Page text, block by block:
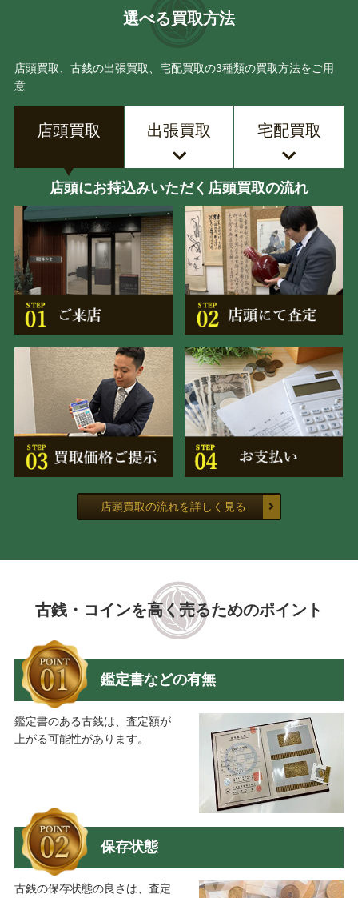
選べる買取方法
店頭買取、古銭の出張買取、宅配買取の3種類の買取方法をご用
意
店頭買取 出張買取 宅配買取
店頭にお持込みいただく店頭買取の流れ
店頭買取の流れを詳しく見る
古銭・コインを高く売るためのポイント
鑑定書などの有無
鑑定書のある古銭は、査定額が
上がる可能性があります。
保存状態
古銭の保存状態の良さは、査定